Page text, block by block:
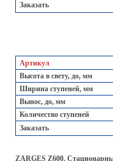
Заказать
Артикул
Высота в свету, до, мм
Ширина ступеней, мм
Вынос, до, мм
Количество ступеней
Заказать
ZARGES Z600.